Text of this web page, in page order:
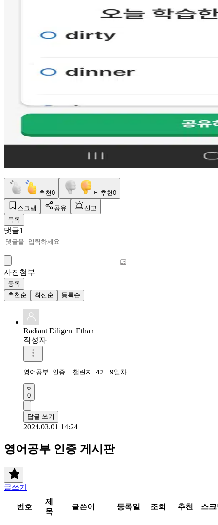
추천0 비추천0
스크랩 공유
신고
목록
댓글1
사진첨부
등록
추천순
최신순 등록순
Radiant Diligent Ethan
작성자
영어공부 인증  챌린지 4기 9일차
0
답글 쓰기
2024.03.01 14:24
영어공부 인증 게시판
글쓰기
번호
제
목
글쓴이 등록일 조회 추천 스